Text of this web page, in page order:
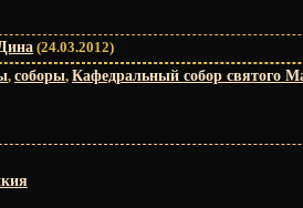
(24.03.2012)
, соборы, Кафедральный собор святого